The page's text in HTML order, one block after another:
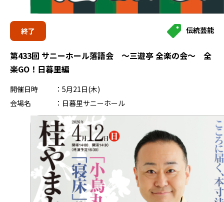
終了 伝統芸能
第433回 サニーホール落語会 ～三遊亭 全楽の会～ 全
楽GO！日暮里編
開催日時
5月21日(木)
会場名
日暮里サニーホール